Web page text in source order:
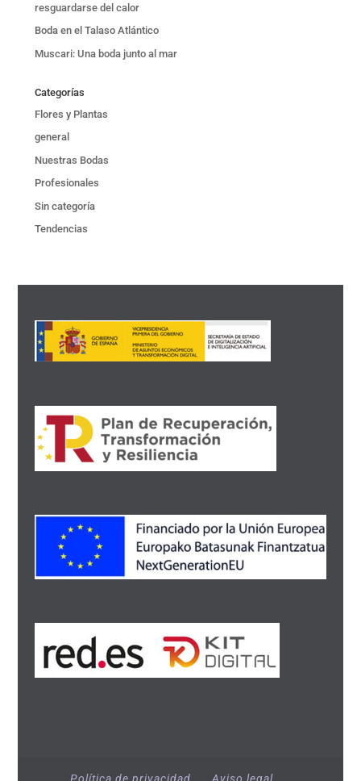
resguardarse del calor
Boda en el Talaso Atlántico
Muscari: Una boda junto al mar
Categorías
Flores y Plantas
general
Nuestras Bodas
Profesionales
Sin categoría
Tendencias
Política de privacidad Aviso legal